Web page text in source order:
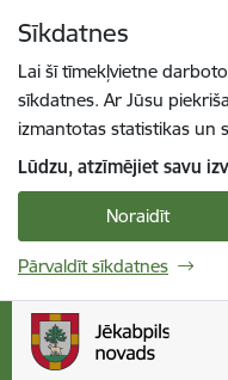
Sīkdatnes
Lai šī tīmekļvietne
sīkdatnes. Ar Jūsu
izmantotas statistikas un
Lūdzu, atzīmējiet savu
Noraidīt
Pārvaldīt sīkdatnes